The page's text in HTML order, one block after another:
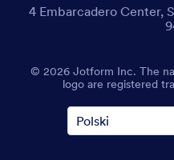
4 Embarcadero Center,
© 2026 Jotform Inc. The
logo are registered